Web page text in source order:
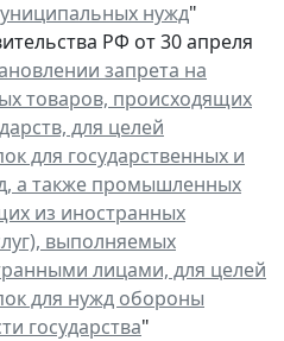
нужд"
РФ от 30 апреля
запрета на
товаров, происходящих
для целей
для государственных и
а также промышленных
из иностранных
выполняемых
лицами, для целей
для нужд обороны
государства"